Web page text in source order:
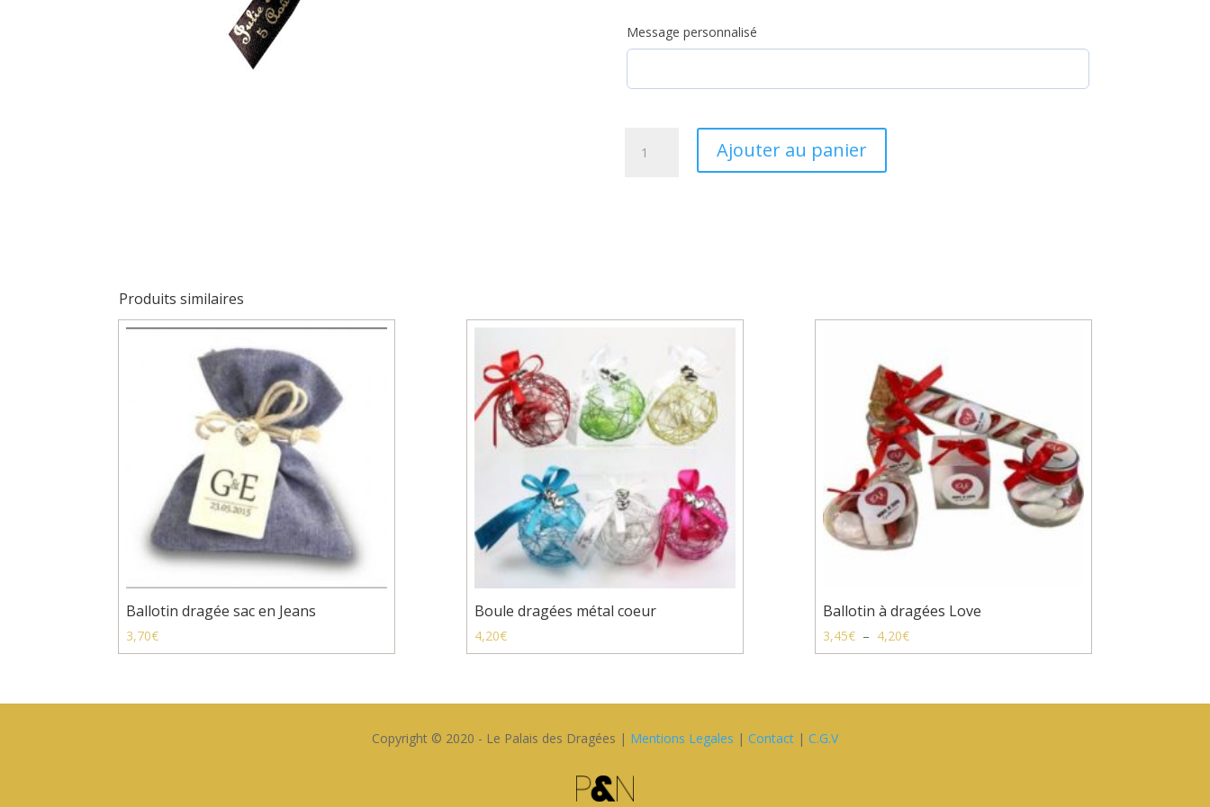
Message personnalisé
Ajouter au panier
Produits similaires
Ballotin dragée sac en Jeans
3,70€
Boule dragées métal coeur
4,20€
Ballotin à dragées Love
3,45€ – 4,20€Plage
de
Copyright © 2020 - Le Palais des Dragées | Mentions Legales | Contact | C.G.V